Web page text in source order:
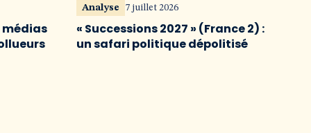
médias
Analyse 7 juillet 2026
« Successions 2027 » (France 2) :
un safari politique dépolitisé